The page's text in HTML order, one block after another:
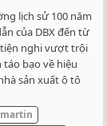
lịch sử 100 năm
của DBX đến từ
nghi vượt trội
táo bạo về hiệu
sản xuất ô tô
martin